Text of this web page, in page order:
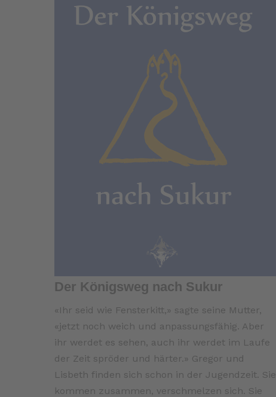
Der Königsweg nach Sukur
«Ihr seid wie Fensterkitt,» sagte seine Mutter,
«jetzt noch weich und anpassungsfähig. Aber
ihr werdet es sehen, auch ihr werdet im Laufe
der Zeit spröder und härter.» Gregor und
Lisbeth finden sich schon in der Jugendzeit. Sie
kommen zusammen, verschmelzen sich. Sie